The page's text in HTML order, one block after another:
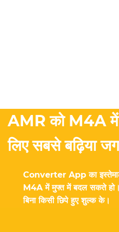
AMR को M4A में
लिए सबसे बढ़िया
Converter App का
M4A में मुफ्त में बदल सकते
बिना किसी छिपे हुए शुल्क के।